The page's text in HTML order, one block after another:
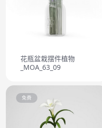
花瓶盆栽摆件植物
_MOA_63_09
免费